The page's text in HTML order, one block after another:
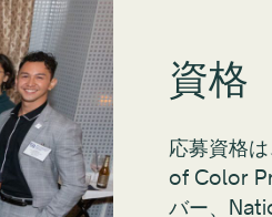
資格
応募資格
of Color
バー、